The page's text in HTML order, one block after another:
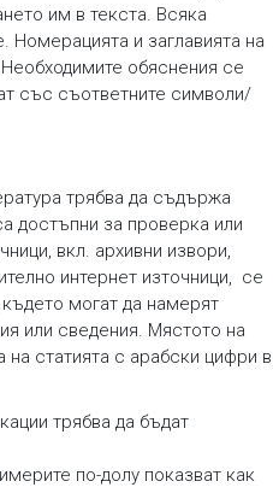
им в текста. Всяка
Номерацията и заглавията на
обяснения се
със съответните символи/
трябва да съдържа
достъпни за проверка или
вкл. архивни извори,
интернет източници, се
могат да намерят
или сведения. Мястото на
статията с арабски цифри в
трябва да бъдат
по-долу показват как